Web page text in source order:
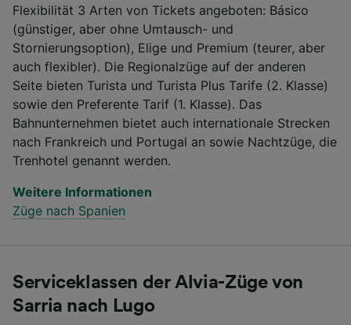
Flexibilität 3 Arten von Tickets angeboten: Básico
(günstiger, aber ohne Umtausch- und
Stornierungsoption), Elige und Premium (teurer, aber
auch flexibler). Die Regionalzüge auf der anderen
Seite bieten Turista und Turista Plus Tarife (2. Klasse)
sowie den Preferente Tarif (1. Klasse). Das
Bahnunternehmen bietet auch internationale Strecken
nach Frankreich und Portugal an sowie Nachtzüge, die
Trenhotel genannt werden.
Weitere Informationen
Züge nach Spanien
Serviceklassen der Alvia-Züge von
Sarria nach Lugo